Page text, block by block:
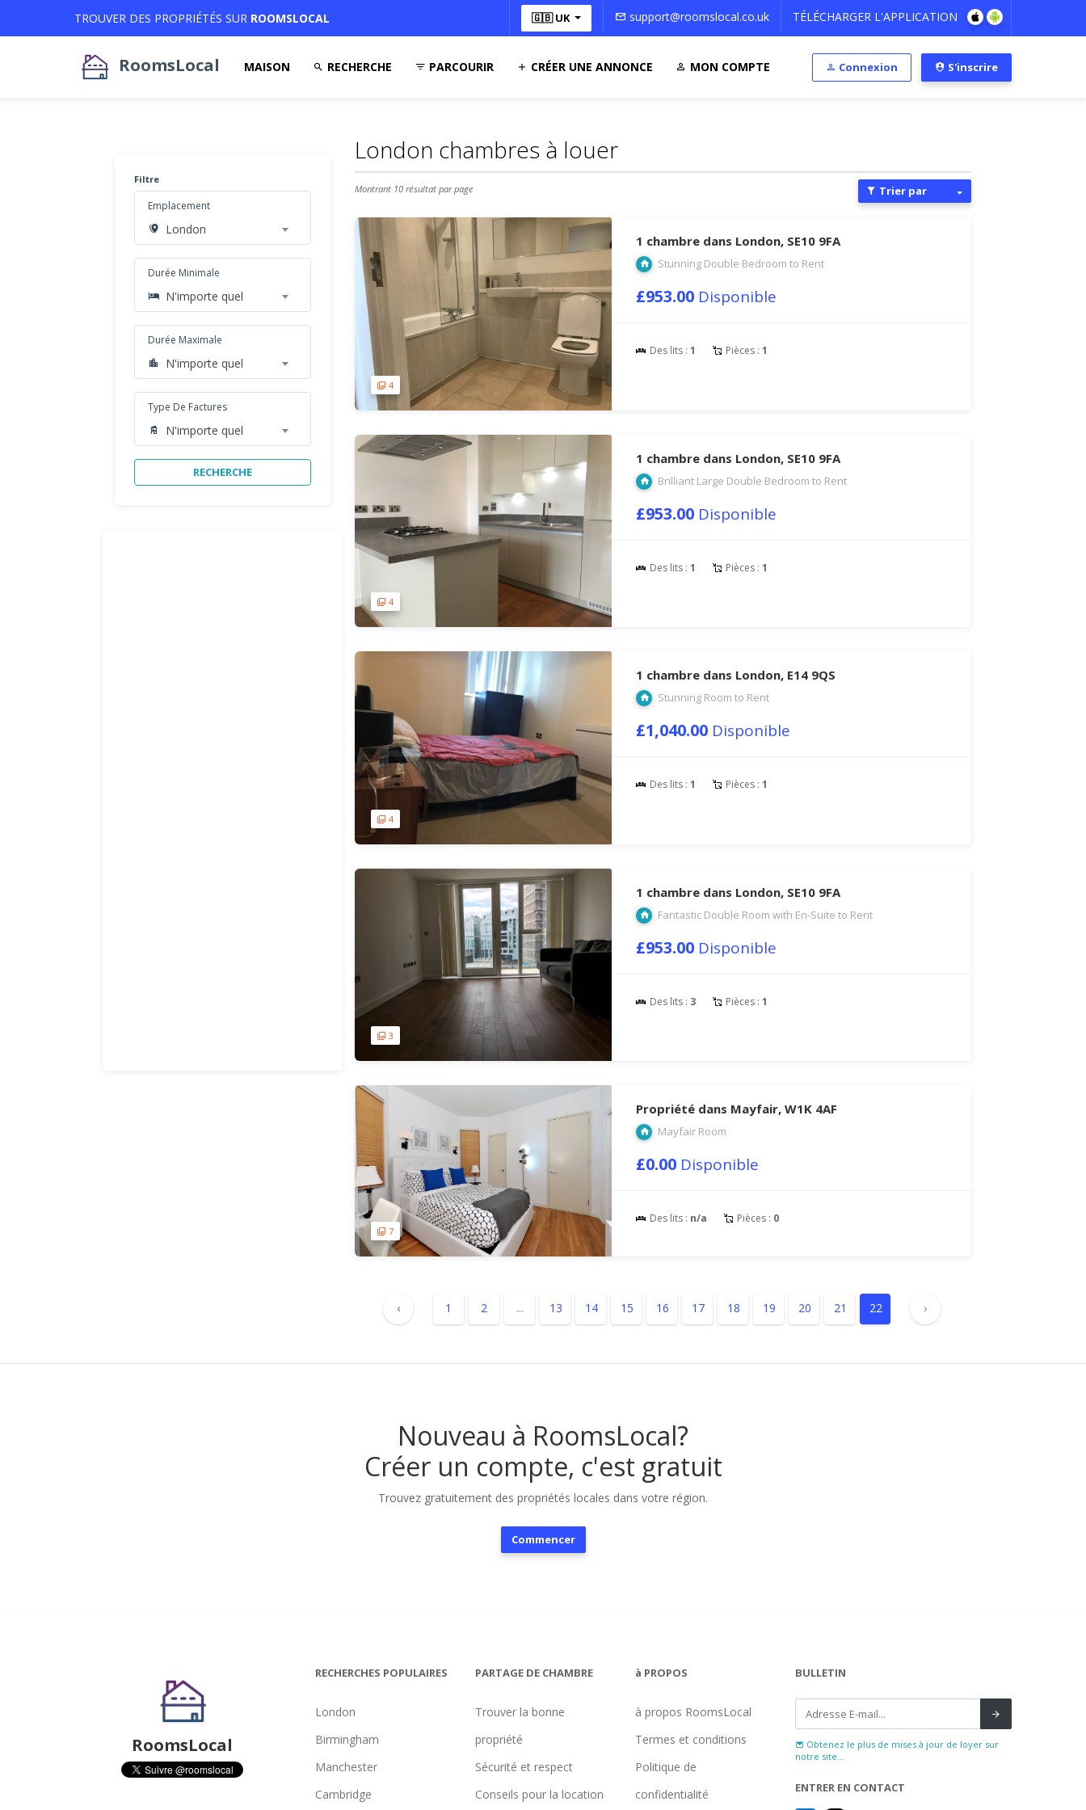
TROUVER DES PROPRIÉTÉS SUR ROOMSLOCAL 🇬🇧 UK support@roomslocal.co.uk TÉLÉCHARGER L'APPLICATION
RoomsLocal MAISON RECHERCHE PARCOURIR CRÉER UNE ANNONCE MON COMPTE Connexion S'inscrire
Filtre
Emplacement
London
Durée Minimale
N'importe quel
Durée Maximale
N'importe quel
Type De Factures
N'importe quel
RECHERCHE
London chambres à louer
Montrant 10 résultat par page Trier par
4
1 chambre dans London, SE10 9FA
Stunning Double Bedroom to Rent
£953.00 Disponible
Des lits :1 Pièces :1
4
1 chambre dans London, SE10 9FA
Brilliant Large Double Bedroom to Rent
£953.00 Disponible
Des lits :1 Pièces :1
4
1 chambre dans London, E14 9QS
Stunning Room to Rent
£1,040.00 Disponible
Des lits :1 Pièces :1
3
1 chambre dans London, SE10 9FA
Fantastic Double Room with En-Suite to Rent
£953.00 Disponible
Des lits : 3 Pièces :1
7
Propriété dans Mayfair, W1K 4AF
Mayfair Room
£0.00 Disponible
Des lits : n/a Pièces : 0
‹ 1 2 ... 13 14 15 16 17 18 19 20 21 22 ›
Nouveau à RoomsLocal?
Créer un compte, c'est gratuit
Trouvez gratuitement des propriétés locales dans votre région.
Commencer
RoomsLocal
RECHERCHES POPULAIRES
London
Birmingham
Manchester
Cambridge
PARTAGE DE CHAMBRE
Trouver la bonne
propriété
Sécurité et respect
Conseils pour la location
à PROPOS
à propos RoomsLocal
Termes et conditions
Politique de
confidentialité
BULLETIN
Obtenez le plus de mises à jour de loyer sur
notre site...
ENTRER EN CONTACT